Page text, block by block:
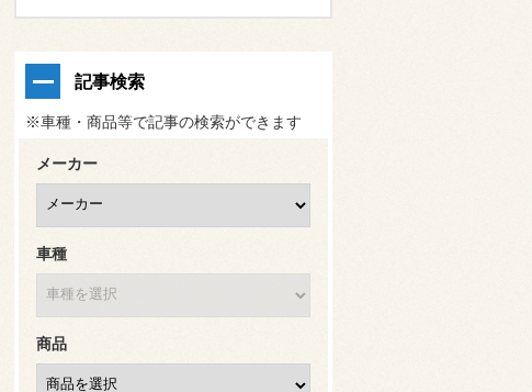
記事検索
※車種・商品等で記事の検索ができます
メーカー
車種
商品